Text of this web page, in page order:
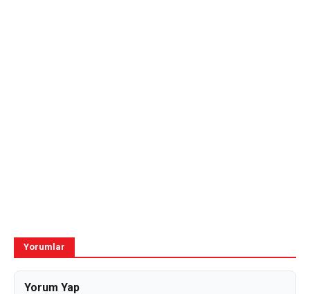
Yorumlar
Yorum Yap